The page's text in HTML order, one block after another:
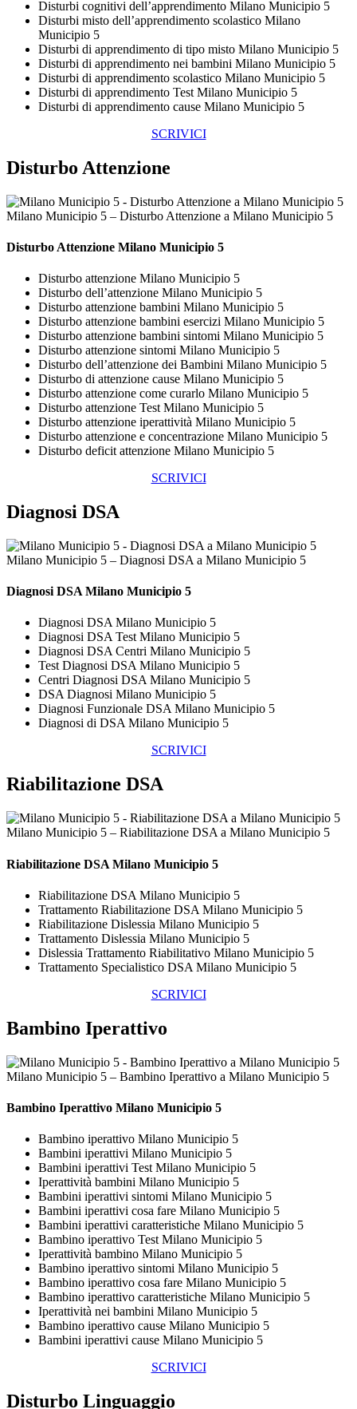
Disturbi cognitivi dell’apprendimento Milano Municipio 5
Disturbi misto dell’apprendimento scolastico Milano
Municipio 5
Disturbi di apprendimento di tipo misto Milano Municipio 5
Disturbi di apprendimento nei bambini Milano Municipio 5
Disturbi di apprendimento scolastico Milano Municipio 5
Disturbi di apprendimento Test Milano Municipio 5
Disturbi di apprendimento cause Milano Municipio 5
SCRIVICI
Disturbo Attenzione
Milano Municipio 5 – Disturbo Attenzione a Milano Municipio 5
Disturbo Attenzione Milano Municipio 5
Disturbo attenzione Milano Municipio 5
Disturbo dell’attenzione Milano Municipio 5
Disturbo attenzione bambini Milano Municipio 5
Disturbo attenzione bambini esercizi Milano Municipio 5
Disturbo attenzione bambini sintomi Milano Municipio 5
Disturbo attenzione sintomi Milano Municipio 5
Disturbo dell’attenzione dei Bambini Milano Municipio 5
Disturbo di attenzione cause Milano Municipio 5
Disturbo attenzione come curarlo Milano Municipio 5
Disturbo attenzione Test Milano Municipio 5
Disturbo attenzione iperattività Milano Municipio 5
Disturbo attenzione e concentrazione Milano Municipio 5
Disturbo deficit attenzione Milano Municipio 5
SCRIVICI
Diagnosi DSA
Milano Municipio 5 – Diagnosi DSA a Milano Municipio 5
Diagnosi DSA Milano Municipio 5
Diagnosi DSA Milano Municipio 5
Diagnosi DSA Test Milano Municipio 5
Diagnosi DSA Centri Milano Municipio 5
Test Diagnosi DSA Milano Municipio 5
Centri Diagnosi DSA Milano Municipio 5
DSA Diagnosi Milano Municipio 5
Diagnosi Funzionale DSA Milano Municipio 5
Diagnosi di DSA Milano Municipio 5
SCRIVICI
Riabilitazione DSA
Milano Municipio 5 – Riabilitazione DSA a Milano Municipio 5
Riabilitazione DSA Milano Municipio 5
Riabilitazione DSA Milano Municipio 5
Trattamento Riabilitazione DSA Milano Municipio 5
Riabilitazione Dislessia Milano Municipio 5
Trattamento Dislessia Milano Municipio 5
Dislessia Trattamento Riabilitativo Milano Municipio 5
Trattamento Specialistico DSA Milano Municipio 5
SCRIVICI
Bambino Iperattivo
Milano Municipio 5 – Bambino Iperattivo a Milano Municipio 5
Bambino Iperattivo Milano Municipio 5
Bambino iperattivo Milano Municipio 5
Bambini iperattivi Milano Municipio 5
Bambini iperattivi Test Milano Municipio 5
Iperattività bambini Milano Municipio 5
Bambini iperattivi sintomi Milano Municipio 5
Bambini iperattivi cosa fare Milano Municipio 5
Bambini iperattivi caratteristiche Milano Municipio 5
Bambino iperattivo Test Milano Municipio 5
Iperattività bambino Milano Municipio 5
Bambino iperattivo sintomi Milano Municipio 5
Bambino iperattivo cosa fare Milano Municipio 5
Bambino iperattivo caratteristiche Milano Municipio 5
Iperattività nei bambini Milano Municipio 5
Bambino iperattivo cause Milano Municipio 5
Bambini iperattivi cause Milano Municipio 5
SCRIVICI
Disturbo Linguaggio